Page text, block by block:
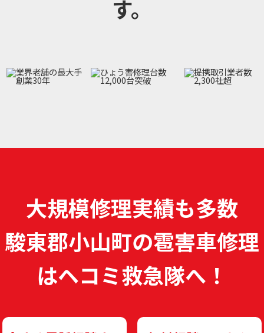
す。
大規模修理実績も多数
駿東郡小山町の雹害車修理
はヘコミ救急隊へ！